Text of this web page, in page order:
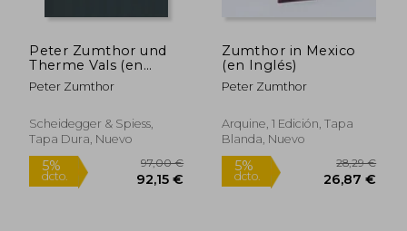
5% 29,00 € 5%
Peter Zumthor und
Therme Vals (en
Alemán)
Peter Zumthor
Scheidegger & Spiess,
Tapa Dura, Nuevo
Zumthor in Mexico
(en Inglés)
Peter Zumthor
Arquine, 1 Edición, Tapa
Blanda, Nuevo